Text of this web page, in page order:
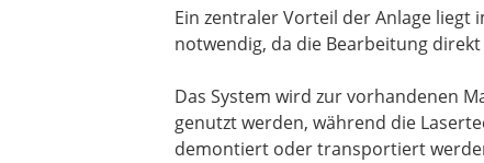
Ein zentraler Vorteil der Anlage
notwendig, da die Bearbeitung
Das System wird zur vorhandenen
genutzt werden, während die
demontiert oder transportiert